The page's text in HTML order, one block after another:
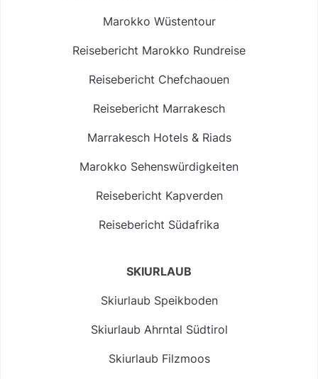
Marokko Wüstentour
Reisebericht Marokko Rundreise
Reisebericht Chefchaouen
Reisebericht Marrakesch
Marrakesch Hotels & Riads
Marokko Sehenswürdigkeiten
Reisebericht Kapverden
Reisebericht Südafrika
SKIURLAUB
Skiurlaub Speikboden
Skiurlaub Ahrntal Südtirol
Skiurlaub Filzmoos